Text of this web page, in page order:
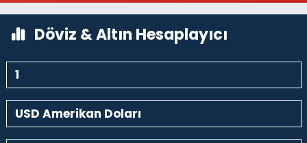
Döviz & Altın Hesaplayıcı